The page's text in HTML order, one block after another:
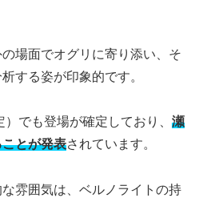
場面でオグリに寄り添い、そ
する姿が印象的です。
でも登場が確定しており、 瀬
とが発表されています。
雰囲気は、ベルノライトの持